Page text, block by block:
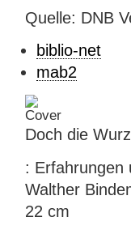
Quelle: DNB
biblio-net
mab2
Doch die
: Erfahrungen
Walther
22 cm